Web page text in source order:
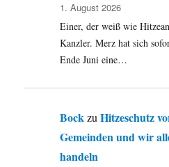
1. August 2026
Einer, der weiß wie
Kanzler. Merz hat sich
Ende Juni eine…
BockzuHitzeschutz
Gemeinden und wir
handeln